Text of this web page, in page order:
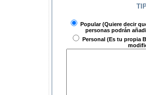
Popular(Quiere decir
personas podrán
Personal (Es tu propia